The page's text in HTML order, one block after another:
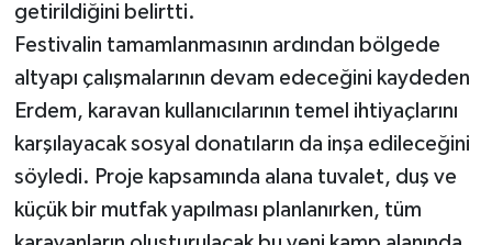
getirildiğini belirtti.
Festivalin tamamlanmasının ardından bölgede
altyapı çalışmalarının devam edeceğini kaydeden
Erdem, karavan kullanıcılarının temel ihtiyaçlarını
karşılayacak sosyal donatıların da inşa edileceğini
söyledi. Proje kapsamında alana tuvalet, duş ve
küçük bir mutfak yapılması planlanırken, tüm